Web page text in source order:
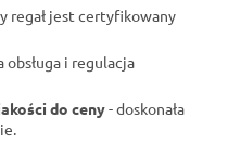
regał jest certyfikowany
obsługa i regulacja
do ceny- doskonała